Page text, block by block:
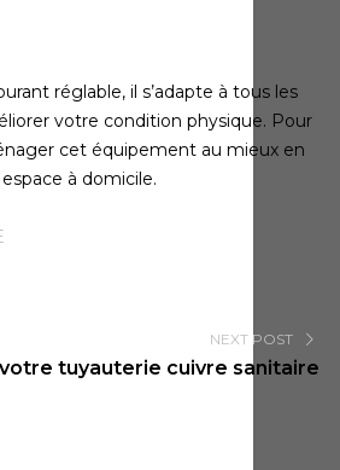
réglable, il s’adapte à tous les
votre condition physique. Pour
cet équipement au mieux en
à domicile.
NEXT POST
tuyauterie cuivre sanitaire